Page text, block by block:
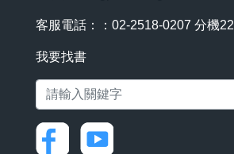
客服電話：：02-2518-0207 分機22
我要找書